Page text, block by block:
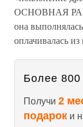
ОСНОВНАЯ
она
оплачивалась
Более 800
Получи 2
подарок и